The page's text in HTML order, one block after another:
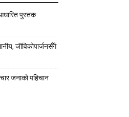
पुस्तक
जीविकोपार्जनसँगै
जनाको पहिचान